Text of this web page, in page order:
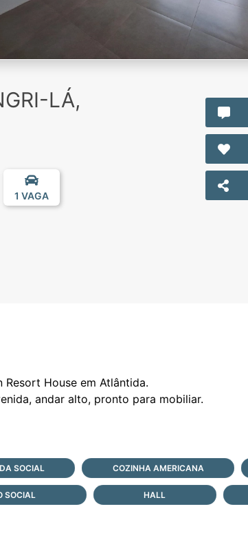
LÁ,
1 VAGA
House em Atlântida.
SOCIAL COZINHA AMERICANA
SOCIAL HALL